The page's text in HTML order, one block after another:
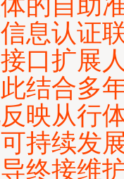
息认证
口扩展
结合多
映从行
持续发
终接维